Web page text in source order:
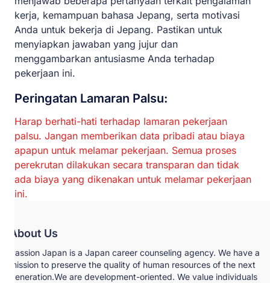
kerja, kemampuan bahasa Jepang, serta motivasi
Anda untuk bekerja di Jepang. Pastikan untuk
menyiapkan jawaban yang jujur dan
menggambarkan antusiasme Anda terhadap
pekerjaan ini.
Peringatan Lamaran Palsu:
Harap berhati-hati terhadap lamaran pekerjaan
palsu. Jangan memberikan data pribadi atau biaya
apapun untuk melamar pekerjaan. Semua proses
perekrutan dilakukan secara transparan dan tidak
ada biaya yang dikenakan untuk melamar pekerjaan
ini.
About Us
Passion Japan is a Japan career counseling agency. We have a
mission to preserve the quality of human resources of the next
generation.We are development-oriented. We value individuals